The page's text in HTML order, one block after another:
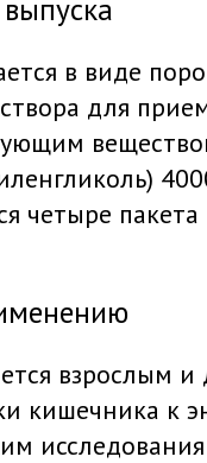
в виде
для
четыре
взрослым
кишечника к